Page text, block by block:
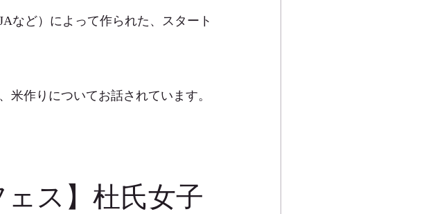
など）によって作られた、スタート
作りについてお話されています。
ス】杜氏女子